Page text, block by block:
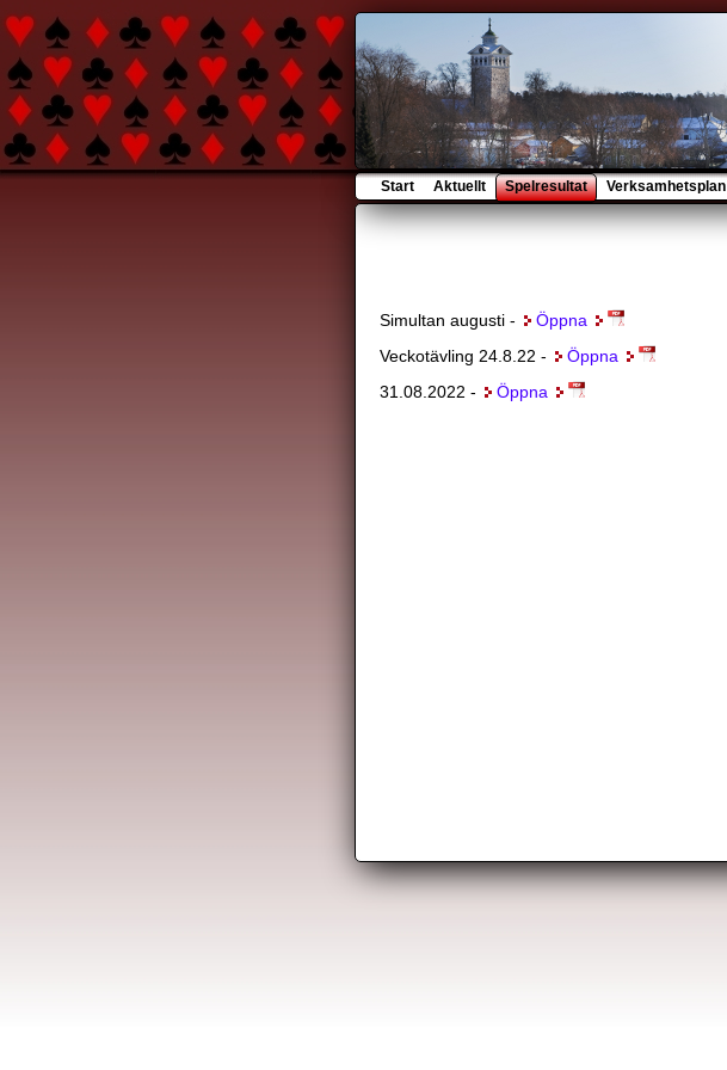
Start Aktuellt Spelresultat Verksamhetsplan
Simultan augusti -
Öppna
Veckotävling 24.8.22 -
Öppna
31.08.2022 -
Öppna